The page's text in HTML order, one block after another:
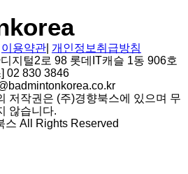
이용약관 개인정보취급방침
지털2로 98 롯데IT캐슬 1동 906호
] 02 830 3846
저작권은 (주)경향북스에 있으며 무
않습니다.
스 All Rights Reserved